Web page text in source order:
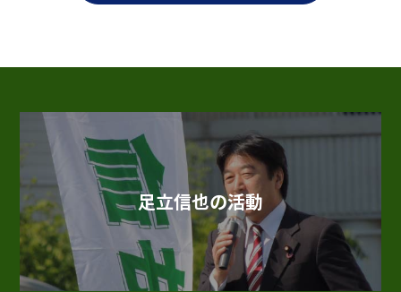
足立信也の活動